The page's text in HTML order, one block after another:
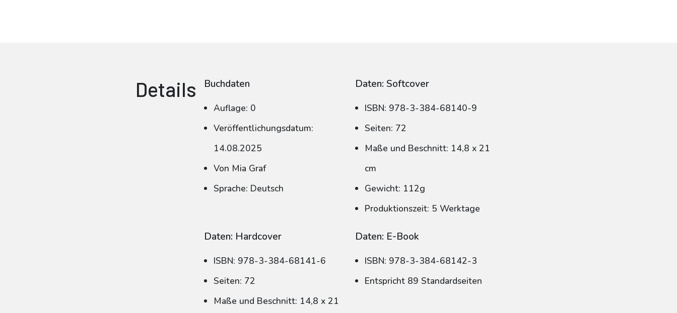
Details Buchdaten
Auflage: 0
Veröffentlichungsdatum:
14.08.2025
Von Mia Graf
Sprache: Deutsch
Daten: Softcover
ISBN: 978-3-384-68140-9
Seiten: 72
Maße und Beschnitt: 14,8 x 21
cm
Gewicht: 112g
Produktionszeit: 5 Werktage
Daten: Hardcover
ISBN: 978-3-384-68141-6
Seiten: 72
Maße und Beschnitt: 14,8 x 21
Daten: E-Book
ISBN: 978-3-384-68142-3
Entspricht 89 Standardseiten